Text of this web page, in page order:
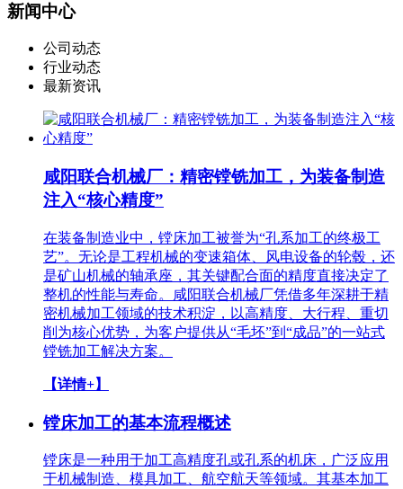
新闻中心
公司动态
行业动态
最新资讯
咸阳联合机械厂：精密镗铣加工，为装备制造
注入“核心精度”
在装备制造业中，镗床加工被誉为“孔系加工的终极工
艺”。无论是工程机械的变速箱体、风电设备的轮毂，还
是矿山机械的轴承座，其关键配合面的精度直接决定了
整机的性能与寿命。咸阳联合机械厂凭借多年深耕于精
密机械加工领域的技术积淀，以高精度、大行程、重切
削为核心优势，为客户提供从“毛坯”到“成品”的一站式
镗铣加工解决方案。
【详情+】
镗床加工的基本流程概述
镗床是一种用于加工高精度孔或孔系的机床，广泛应用
于机械制造、模具加工、航空航天等领域。其基本加工